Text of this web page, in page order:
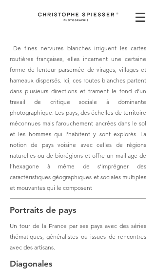
De fines nervures blanches irriguent les cartes
routières françaises, elles incarnent une certaine
forme de lenteur parsemée de virages, villages et
hameaux dispersés. Ici, ces routes blanches partent
dans plusieurs directions et trament le fond d’un
travail de critique sociale à dominante
photographique. Les pays, des échelles de territoire
méconnues mais farouchement ancrées dans le sol
et les hommes qui l’habitent y sont explorés. La
notion de pays voisine avec celles de régions
naturelles ou de biorégions et offre un maillage de
l’hexagone à même de s’imprégner des
caractéristiques géographiques et sociales multiples
et mouvantes qui le composent
Portraits de pays
Un tour de la France par ses pays avec des séries
thématiques, généralistes ou issues de rencontres
avec des artisans.
Diagonales